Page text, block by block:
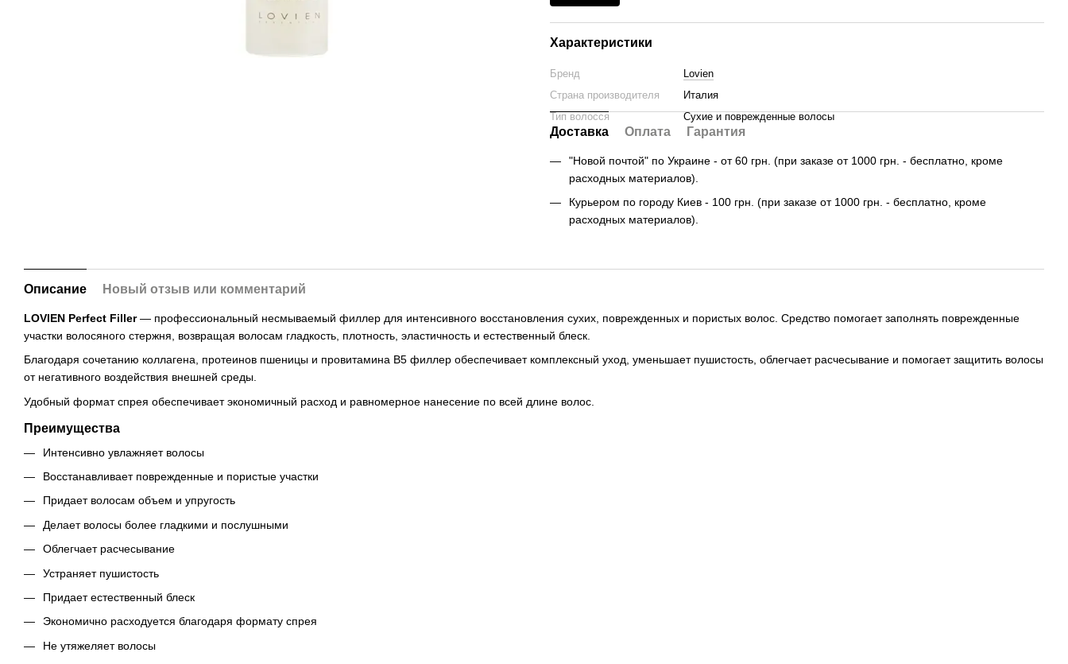
Характеристики
Бренд
Lovien
Страна производителя
Италия
Тип волосся
Сухие и поврежденные волосы
Доставка Оплата Гарантия
"Новой почтой" по Украине - от 60 грн. (при заказе от 1000 грн. - бесплатно, кроме
расходных материалов).
Курьером по городу Киев - 100 грн. (при заказе от 1000 грн. - бесплатно, кроме
расходных материалов).
Описание Новый отзыв или комментарий
LOVIEN Perfect Filler— профессиональный несмываемый филлер для интенсивного восстановления сухих, поврежденных и пористых волос. Средство помогает заполнять поврежденные
участки волосяного стержня, возвращая волосам гладкость, плотность, эластичность и естественный блеск.
Благодаря сочетанию коллагена, протеинов пшеницы и провитамина B5 филлер обеспечивает комплексный уход, уменьшает пушистость, облегчает расчесывание и помогает защитить волосы
от негативного воздействия внешней среды.
Удобный формат спрея обеспечивает экономичный расход и равномерное нанесение по всей длине волос.
Преимущества
Интенсивно увлажняет волосы
Восстанавливает поврежденные и пористые участки
Придает волосам объем и упругость
Делает волосы более гладкими и послушными
Облегчает расчесывание
Устраняет пушистость
Придает естественный блеск
Экономично расходуется благодаря формату спрея
Не утяжеляет волосы